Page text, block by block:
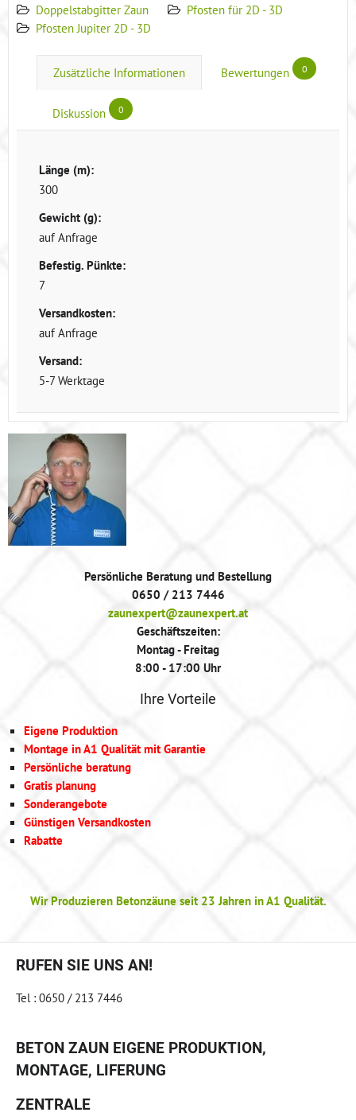
Doppelstabgitter Zaun
Pfosten für 2D - 3D
Pfosten Jupiter 2D - 3D
Zusätzliche Informationen Bewertungen 0
Diskussion 0
Länge (m):
300
Gewicht (g):
auf Anfrage
Befestig. Pünkte:
7
Versandkosten:
auf Anfrage
Versand:
5-7 Werktage
Persönliche Beratung und Bestellung
0650 / 213 7446
zaunexpert@zaunexpert.at
Geschäftszeiten:
Montag - Freitag
8:00 - 17:00 Uhr
Ihre Vorteile
Eigene Produktion
Montage in A1 Qualität mit Garantie
Persönliche beratung
Gratis planung
Sonderangebote
Günstigen Versandkosten
Rabatte
Wir Produzieren Betonzäune seit 23 Jahren in A1 Qualität.
RUFEN SIE UNS AN!
Tel : 0650 / 213 7446
BETON ZAUN EIGENE PRODUKTION,
MONTAGE, LIFERUNG
ZENTRALE